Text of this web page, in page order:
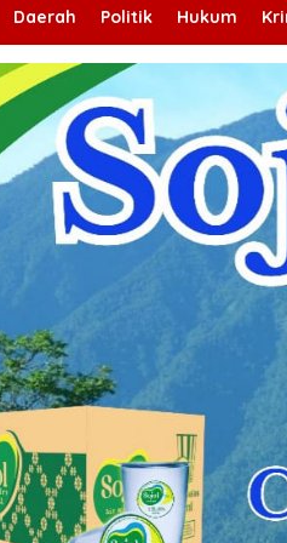
Daerah Politik Hukum